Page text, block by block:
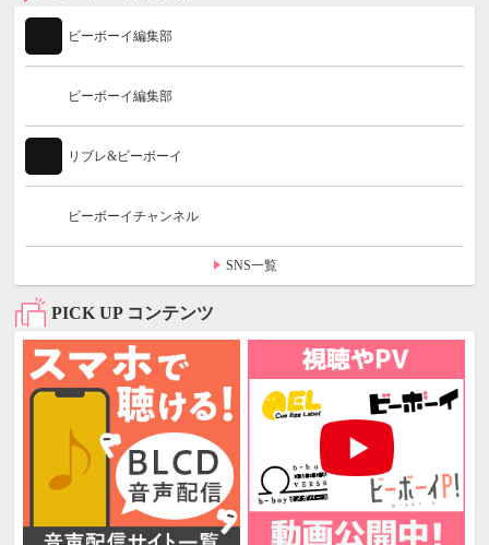
ビーボーイ編集部
ビーボーイ編集部
リブレ&ビーボーイ
ビーボーイチャンネル
SNS一覧
PICK UP コンテンツ